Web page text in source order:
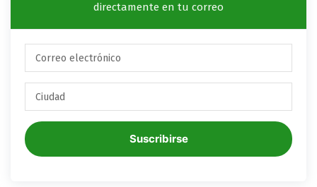
directamente en tu correo
Suscribirse